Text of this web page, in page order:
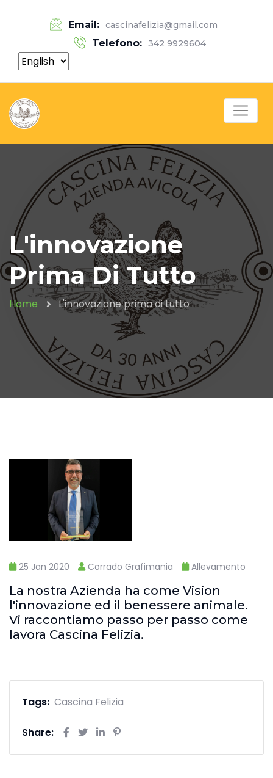
Email: cascinafelizia@gmail.com
Telefono: 342 9929604
L'innovazione
Prima Di Tutto
Home L'innovazione prima di tutto
25 Jan 2020 Corrado Grafimania Allevamento
La nostra Azienda ha come Vision
l'innovazione ed il benessere animale.
Vi raccontiamo passo per passo come
lavora Cascina Felizia.
Tags: Cascina Felizia
Share: